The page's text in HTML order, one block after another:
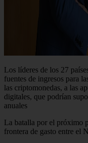
Los líderes de los 27
fuentes de ingresos para
las criptomonedas, a las
digitales, que podrían
anuales
La batalla por el próximo
frontera de gasto entre el